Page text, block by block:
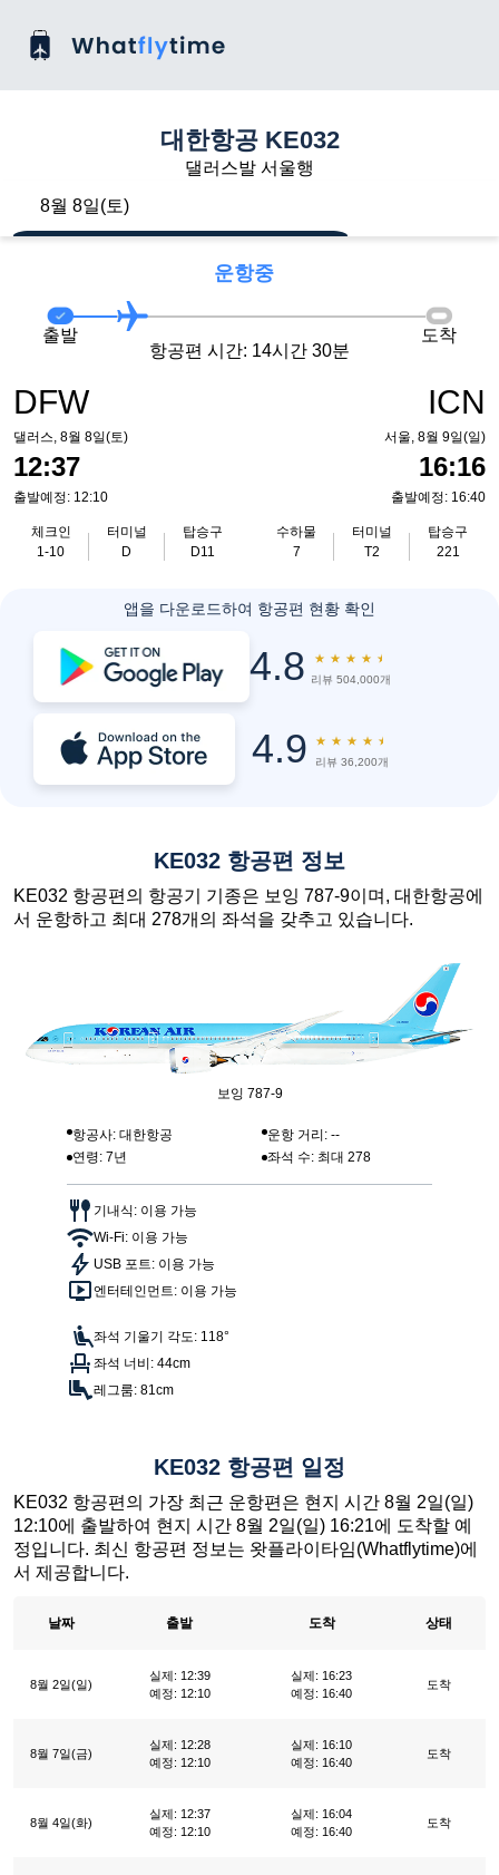
대한항공 KE032
댈러스발 서울행
8월 8일(토)
운항중
DFW
댈러스, 8월 8일(토)
12:37
출발예정: 12:10
체크인
1-10
터미널
D
탑승구
D11
출발
항공편 시간: 14시간 30분
도착
ICN
서울, 8월 9일(일)
16:16
출발예정: 16:40
수하물
7
터미널
T2
탑승구
221
앱을 다운로드하여 항공편 현황 확인
4.8 ★ ★ ★ ★ ★
리뷰 504,000개
4.9 ★ ★ ★ ★ ★
리뷰 36,200개
KE032 항공편 정보
KE032 항공편의 항공기 기종은 보잉 787-9이며, 대한항공에
서 운항하고 최대 278개의 좌석을 갖추고 있습니다.
보잉 787-9
항공사: 대한항공
운항 거리: --
연령: 7년
좌석 수: 최대 278
기내식: 이용 가능
Wi-Fi: 이용 가능
USB 포트: 이용 가능
엔터테인먼트: 이용 가능
좌석 기울기 각도: 118°
좌석 너비: 44cm
레그룸: 81cm
KE032 항공편 일정
KE032 항공편의 가장 최근 운항편은 현지 시간 8월 2일(일)
12:10에 출발하여 현지 시간 8월 2일(일) 16:21에 도착할 예
정입니다. 최신 항공편 정보는 왓플라이타임(Whatflytime)에
서 제공합니다.
날짜 출발 도착 상태
8월 2일(일)
실제: 12:39
예정: 12:10
실제: 16:23
예정: 16:40
도착
8월 7일(금)
실제: 12:28
예정: 12:10
실제: 16:10
예정: 16:40
도착
8월 4일(화)
실제: 12:37
예정: 12:10
실제: 16:04
예정: 16:40
도착